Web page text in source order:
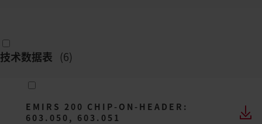
技术数据表 (6)
EMIRS 200 CHIP-ON-HEADER:
603.050, 603.051